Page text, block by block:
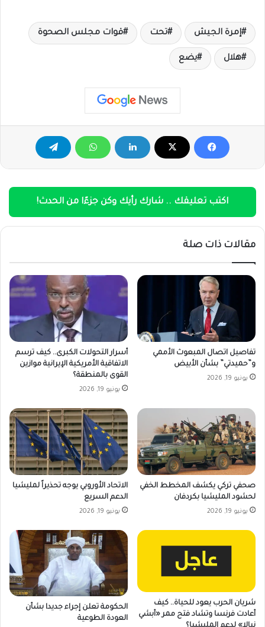
إمرة الجيش تحت قوات مجلس الصحوة
هلال يضع
اكتب تعليقك .. شارك رأيك وكن جزءًا من الحدث!
مقالات ذات صلة
تفاصيل اتصال المبعوث الأممي
و”حميدتي” بشأن الأبيض
يونيو 19, 2026
أسرار التحولات الكبرى.. كيف ترسم
الاتفاقية الأمريكية الإيرانية موازين
القوى بالمنطقة؟
يونيو 19, 2026
صحفي تركي يكشف المخطط الخفي
لحشود المليشيا بكردفان
يونيو 19, 2026
الاتحاد الأوروبي يوجه تحذيراً لمليشيا
الدعم السريع
يونيو 19, 2026
شريان الحرب يعود للحياة.. كيف
أعادت فرنسا وتشاد فتح ممر «أبشي
الحكومة تعلن إجراء جديدا بشأن
العودة الطوعية